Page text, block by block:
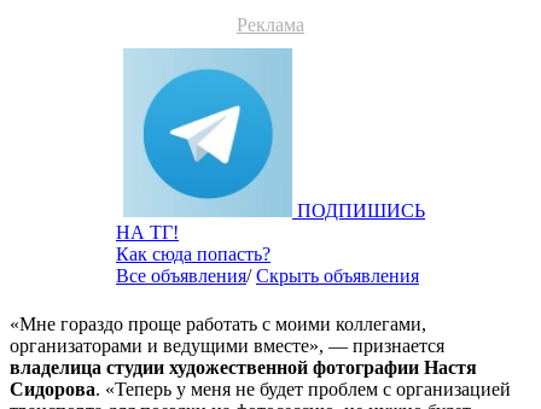
Реклама
ПОДПИШИСЬ
НА ТГ!
Как сюда попасть?
Все объявления/Скрыть объявления
«Мне гораздо проще работать с моими коллегами,
организаторами и ведущими вместе», — признается
владелица студии художественной фотографии Настя
Сидорова. «Теперь у меня не будет проблем с организацией